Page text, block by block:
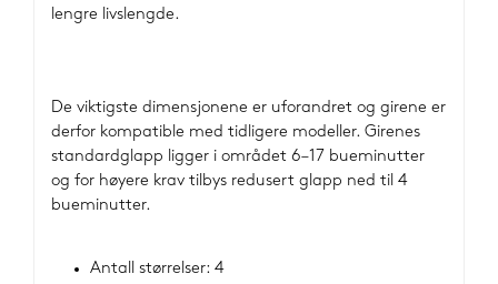
lengre livslengde.
De viktigste dimensjonene er uforandret og girene er
derfor kompatible med tidligere modeller. Girenes
standardglapp ligger i området 6–17 bueminutter
og for høyere krav tilbys redusert glapp ned til 4
bueminutter.
Antall størrelser: 4